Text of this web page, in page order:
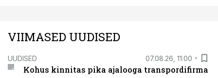
VIIMASED UUDISED
UUDISED 07.08.26, 11:00
Kohus kinnitas pika ajalooga transpordifirma